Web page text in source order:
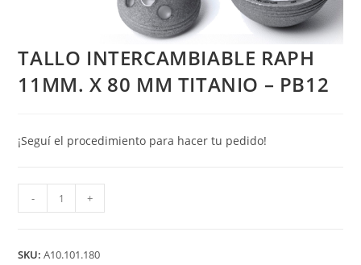
TALLO INTERCAMBIABLE RAPH
11MM. X 80 MM TITANIO – PB12
¡Seguí el procedimiento para hacer tu pedido!
INTERCAMBIABLE
11MM.
- +
SKU:A10.101.180